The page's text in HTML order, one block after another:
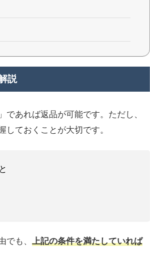
説
あれば返品が可能です。ただし、
ておくことが大切です。
でも、 上記の条件を満たしていれば